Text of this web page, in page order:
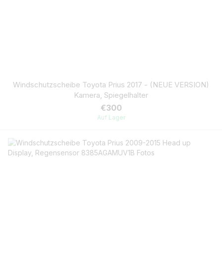
Windschutzscheibe Toyota Prius 2017 - (NEUE VERSION)
Kamera, Spiegelhalter
€300
Auf Lager